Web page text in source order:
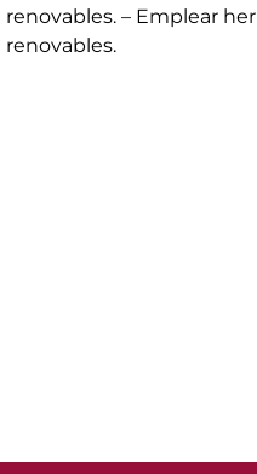
renovables. – Emplear
renovables.